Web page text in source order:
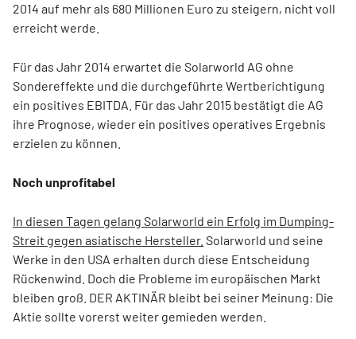
2014 auf mehr als 680 Millionen Euro zu steigern, nicht voll
erreicht werde.
Für das Jahr 2014 erwartet die Solarworld AG ohne
Sondereffekte und die durchgeführte Wertberichtigung
ein positives EBITDA. Für das Jahr 2015 bestätigt die AG
ihre Prognose, wieder ein positives operatives Ergebnis
erzielen zu können.
Noch unprofitabel
In diesen Tagen gelang Solarworld ein Erfolg im Dumping-
Streit gegen asiatische Hersteller. Solarworld und seine
Werke in den USA erhalten durch diese Entscheidung
Rückenwind. Doch die Probleme im europäischen Markt
bleiben groß. DER AKTINÄR bleibt bei seiner Meinung: Die
Aktie sollte vorerst weiter gemieden werden.